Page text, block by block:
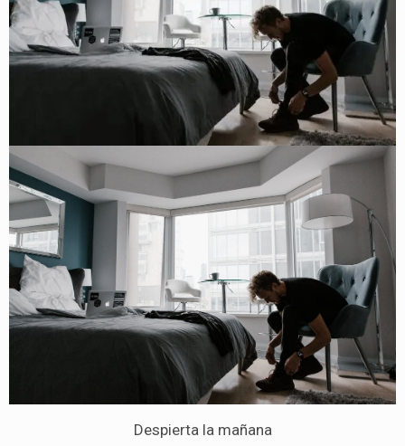
Despierta la mañana